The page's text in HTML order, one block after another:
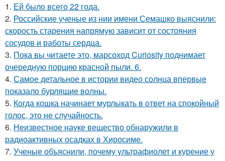
1. Ей было всего 22 года.
2. Российские ученые из нии имени Семашко выяснили:
скорость старения напрямую зависит от состояния
сосудов и работы сердца.
3. Пока вы читаете это, марсоход Curiosity поднимает
очередную порцию красной пыли. 6.
4. Самое детальное в истории видео солнца впервые
показало бурлящие волны.
5. Когда кошка начинает мурлыкать в ответ на спокойный
голос, это не случайность.
6. Неизвестное науке вещество обнаружили в
радиоактивных осадках в Хиросиме.
7. Ученые объяснили, почему ультрафиолет и курение у